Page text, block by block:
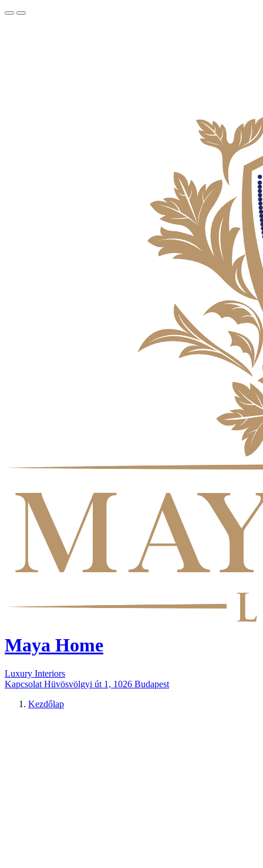
Maya Home
Luxury Interiors
Kapcsolat Hüvösvölgyi út 1, 1026 Budapest
Kezdőlap